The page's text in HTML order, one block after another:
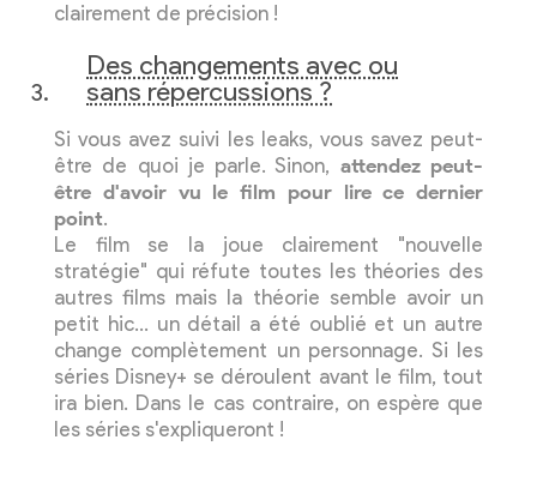
clairement de précision !
Des changements avec ou
sans répercussions ?
Si vous avez suivi les leaks, vous savez peut-
être de quoi je parle. Sinon, attendez peut-
être d'avoir vu le film pour lire ce dernier
point.
Le film se la joue clairement "nouvelle
stratégie" qui réfute toutes les théories des
autres films mais la théorie semble avoir un
petit hic… un détail a été oublié et un autre
change complètement un personnage. Si les
séries Disney+ se déroulent avant le film, tout
ira bien. Dans le cas contraire, on espère que
les séries s'expliqueront !